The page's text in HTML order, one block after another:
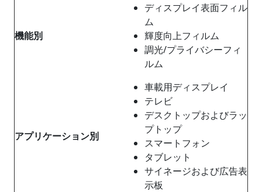
機能別
ディスプレイ表面フィル
ム
輝度向上フィルム
調光/プライバシーフィ
ルム
アプリケーション別
車載用ディスプレイ
テレビ
デスクトップおよびラッ
プトップ
スマートフォン
タブレット
サイネージおよび広告表
示板